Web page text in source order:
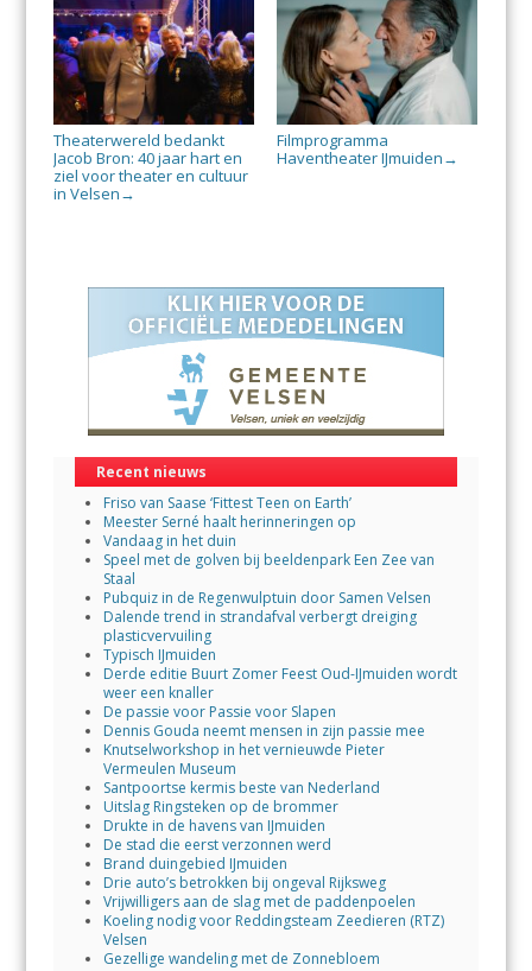
Theaterwereld bedankt
Jacob Bron: 40 jaar hart en
ziel voor theater en cultuur
in Velsen →
Filmprogramma
Haventheater IJmuiden →
Recent nieuws
Friso van Saase ‘Fittest Teen on Earth’
Meester Serné haalt herinneringen op
Vandaag in het duin
Speel met de golven bij beeldenpark Een Zee van
Staal
Pubquiz in de Regenwulptuin door Samen Velsen
Dalende trend in strandafval verbergt dreiging
plasticvervuiling
Typisch IJmuiden
Derde editie Buurt Zomer Feest Oud-IJmuiden wordt
weer een knaller
De passie voor Passie voor Slapen
Dennis Gouda neemt mensen in zijn passie mee
Knutselworkshop in het vernieuwde Pieter
Vermeulen Museum
Santpoortse kermis beste van Nederland
Uitslag Ringsteken op de brommer
Drukte in de havens van IJmuiden
De stad die eerst verzonnen werd
Brand duingebied IJmuiden
Drie auto’s betrokken bij ongeval Rijksweg
Vrijwilligers aan de slag met de paddenpoelen
Koeling nodig voor Reddingsteam Zeedieren (RTZ)
Velsen
Gezellige wandeling met de Zonnebloem